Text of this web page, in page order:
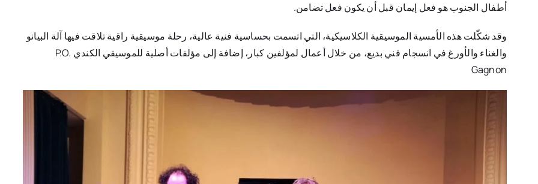
أطفال الجنوب هو فعل إيمان قبل أن يكون فعل تضامن.
وقد شكّلت هذه الأمسية الموسيقية الكلاسيكية، التي اتسمت بحساسية فنية عالية، رحلة موسيقية راقية تلاقت فيها آلة البيانو
والغناء والأورغ في انسجام فني بديع، من خلال أعمال لمؤلفين كبار، إضافة إلى مؤلفات أصلية للموسيقي الكندي P.O.
Gagnon